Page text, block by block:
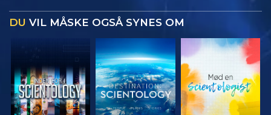
DU VIL MÅSKE OGSÅ SYNES OM